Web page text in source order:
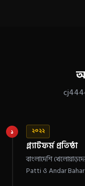
১ ২০২২
প্ল্যাটফর্ম প্রতিষ্ঠা
বাংলাদেশি
Patti ও Andar Bahar